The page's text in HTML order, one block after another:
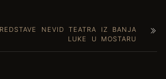
NEVID TEATRA IZ BANJA
LUKE U MOSTARU